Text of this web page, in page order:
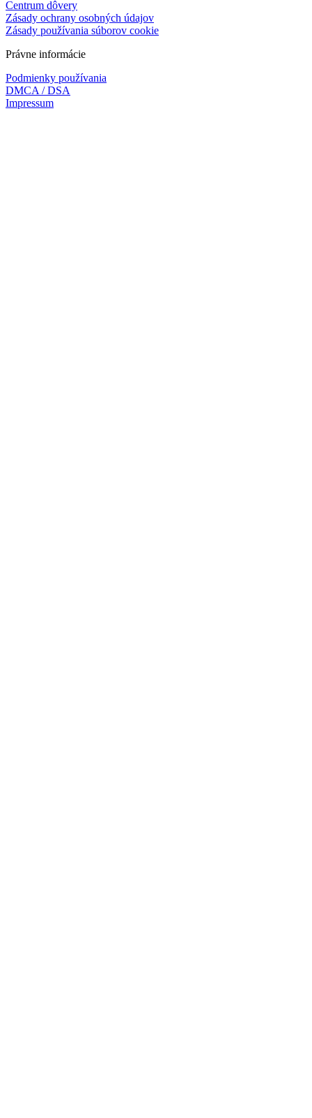
Centrum dôvery
Zásady ochrany osobných údajov
Zásady používania súborov cookie
Právne informácie
Podmienky používania
DMCA / DSA
Impressum